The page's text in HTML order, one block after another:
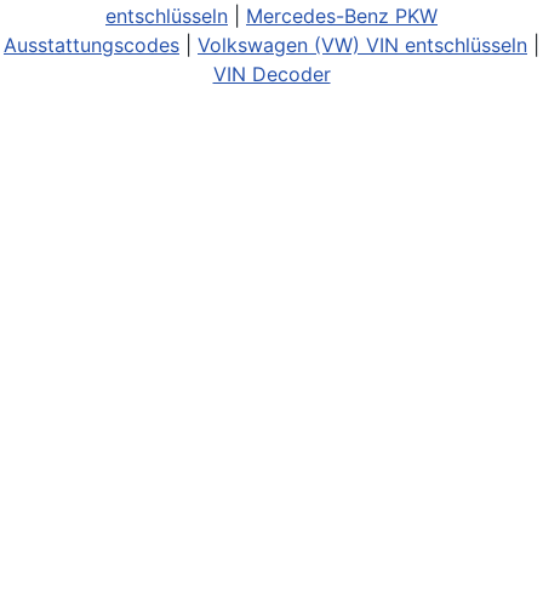
entschlüsseln
Mercedes-Benz PKW
Ausstattungscodes
Volkswagen (VW) VIN entschlüsseln
VIN Decoder